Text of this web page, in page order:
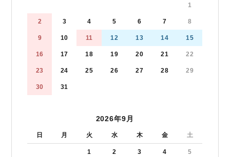
1
2 3 4 5 6 7 8
9 10 11 12 13 14 15
16 17 18 19 20 21 22
23 24 25 26 27 28 29
30 31
2026年9月
日 月 火 水 木 金 土
1 2 3 4 5